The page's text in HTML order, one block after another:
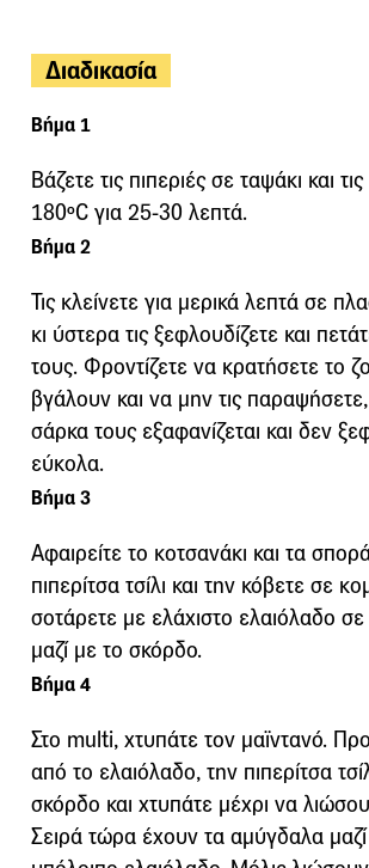
Διαδικασία
Βήμα 1
Βάζετε τις πιπεριές σε ταψάκι και
180ºC για 25-30 λεπτά.
Βήμα 2
Τις κλείνετε για μερικά λεπτά σε
κι ύστερα τις ξεφλουδίζετε και
τους. Φροντίζετε να κρατήσετε το
βγάλουν και να μην τις
σάρκα τους εξαφανίζεται και δεν
εύκολα.
Βήμα 3
Αφαιρείτε το κοτσανάκι και τα
πιπερίτσα τσίλι και την κόβετε σε
σοτάρετε με ελάχιστο ελαιόλαδο
μαζί με το σκόρδο.
Βήμα 4
Στο multi, χτυπάτε τον μαϊντανό.
από το ελαιόλαδο, την πιπερίτσα
σκόρδο και χτυπάτε μέχρι να
Σειρά τώρα έχουν τα αμύγδαλα